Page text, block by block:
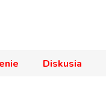
Diskusia